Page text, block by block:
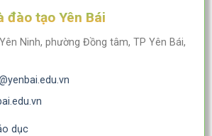
đào tạo Yên Bái
Ninh, phường Đồng tâm, TP Yên Bái,
dục